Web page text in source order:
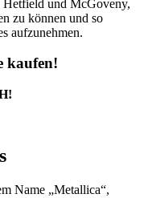
und McGoveny,
zu können und so
aufzunehmen.
kaufen!
Name „Metallica“,